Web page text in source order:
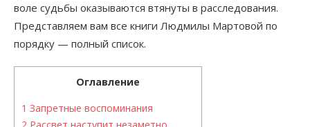
воле судьбы оказываются втянуты в расследования.
Представляем вам все книги Людмилы Мартовой по
порядку — полный список.
Оглавление
1 Запретные воспоминания